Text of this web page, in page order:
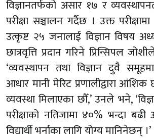
विज्ञानतर्फको असार १७ र
परीक्षा सञ्चालन गर्दैछ । उक्त
उत्कृष्ट २५ जनालाई विज्ञान विषय
छात्रवृत्ति प्रदान गरिने प्रिन्सिपल
‘व्यवस्थापन तथा विज्ञान दुवै
आधार मानी मेरिट प्रणालीद्वारा आंशिक
व्यवस्था मिलाएका छौँ,’ उनले भने,
परीक्षाको नतिजामा ४०% भन्दा बढी
विद्यार्थी भर्नाका लागि योग्य मानिनेछन् ।’